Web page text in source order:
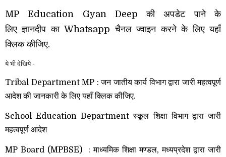
MP Education Gyan Deep की अपडेट पाने के
लिएज्ञानदीप का Whatsapp चैनल ज्वाइन करने के लिए यहाँ
क्लिक कीजिए.
ये भी देखिये -
Tribal Department MP : जन जातीय कार्य विभाग द्वारा जारी महत्वपूर्ण
आदेश की जानकारी के लिए यहाँ क्लिक कीजिए.
School Education Department स्कूल शिक्षा विभाग द्वारा जारी
महत्वपूर्ण आदेश
MP Board (MPBSE) : माध्यमिक शिक्षा मण्डल, मध्यप्रदेश द्वारा जारी